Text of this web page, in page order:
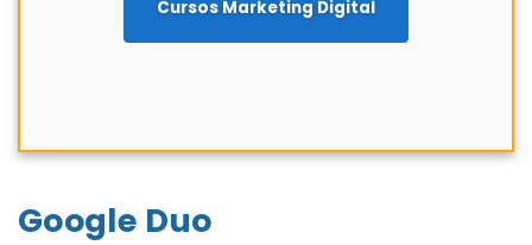
Cursos Marketing Digital
Google Duo